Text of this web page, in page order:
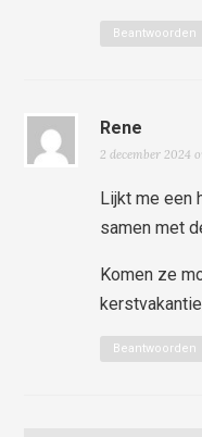
Beantwoorden
Rene
2 december 2024
Lijkt me een
samen met
Komen ze
Beantwoorden